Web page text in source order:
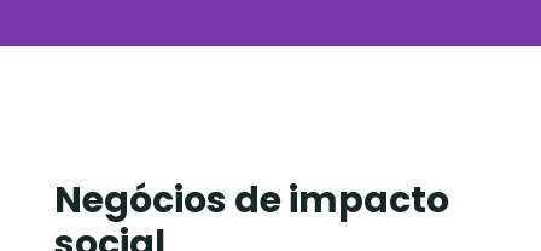
Negócios de impacto